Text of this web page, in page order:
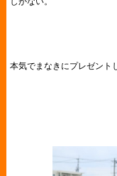
本気でまなきにプレゼント